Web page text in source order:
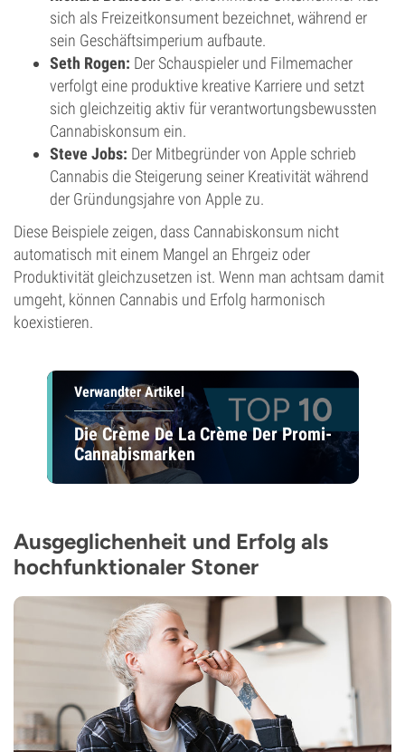
sich als Freizeitkonsument bezeichnet, während er
sein Geschäftsimperium aufbaute.
Seth Rogen: Der Schauspieler und Filmemacher
verfolgt eine produktive kreative Karriere und setzt
sich gleichzeitig aktiv für verantwortungsbewussten
Cannabiskonsum ein.
Steve Jobs: Der Mitbegründer von Apple schrieb
Cannabis die Steigerung seiner Kreativität während
der Gründungsjahre von Apple zu.
Diese Beispiele zeigen, dass Cannabiskonsum nicht
automatisch mit einem Mangel an Ehrgeiz oder
Produktivität gleichzusetzen ist. Wenn man achtsam damit
umgeht, können Cannabis und Erfolg harmonisch
koexistieren.
Verwandter Artikel
Die Crème De La Crème Der Promi-
Cannabismarken
Ausgeglichenheit und Erfolg als
hochfunktionaler Stoner